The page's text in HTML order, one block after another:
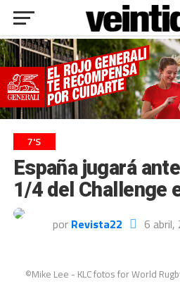
7'S
España jugará
1/4 del Challenge
por Revista22 6 abril,
©Mike Lee - KLC fotos for World